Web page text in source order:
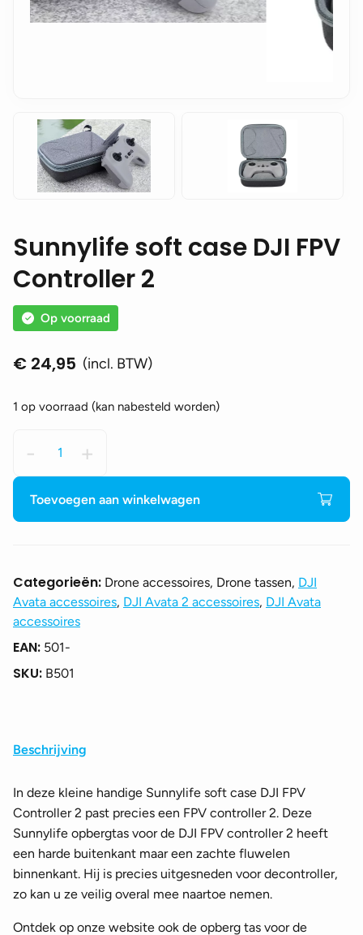
Sunnylife soft case DJI FPV
Controller 2
Op voorraad
€ 24,95 (incl. BTW)
1 op voorraad (kan nabesteld worden)
-
soft
case
DJI
FPV
+
Toevoegen aan winkelwagen
Categorieën: Drone accessoires, Drone tassen, DJI
Avata accessoires, DJI Avata 2 accessoires, DJI Avata
accessoires
EAN: 501-
SKU: B501
Beschrijving
In deze kleine handige Sunnylife soft case DJI FPV
Controller 2 past precies een FPV controller 2. Deze
Sunnylife opbergtas voor de DJI FPV controller 2 heeft
een harde buitenkant maar een zachte fluwelen
binnenkant. Hij is precies uitgesneden voor decontroller,
zo kan u ze veilig overal mee naartoe nemen.
Ontdek op onze website ook de opberg tas voor de